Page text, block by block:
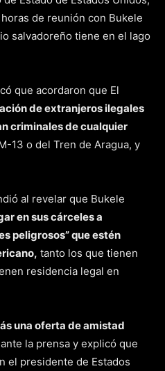
de reunión con Bukele
salvadoreño tiene en el lago
que acordaron que El
de extranjeros ilegales
criminales de cualquier
13 o del Tren de Aragua, y
al revelar que Bukele
en sus cárceles a
peligrosos” que estén
tanto los que tienen
residencia legal en
una oferta de amistad
la prensa y explicó que
el presidente de Estados